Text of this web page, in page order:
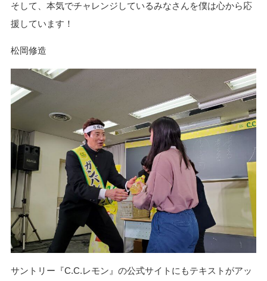
そして、本気でチャレンジしているみなさんを僕は心から応
援しています！
松岡修造
サントリー『C.C.レモン』の公式サイトにもテキストがアッ